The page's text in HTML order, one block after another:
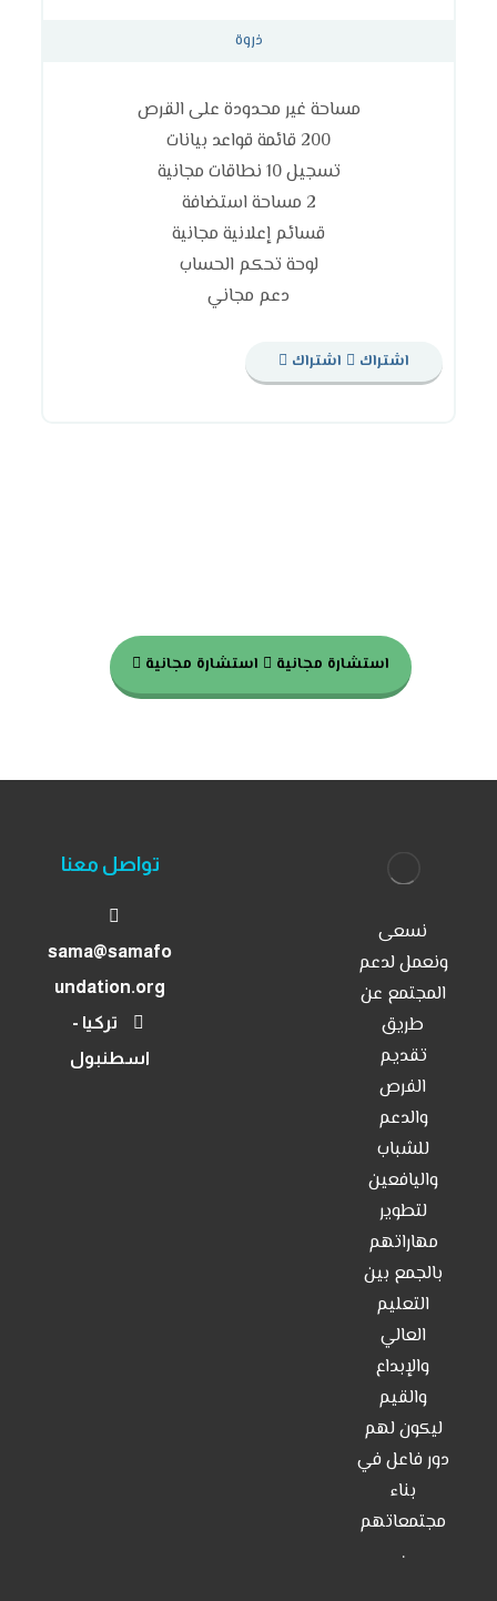
ذروة
مساحة غير محدودة على القرص
200 قائمة قواعد بيانات
تسجيل 10 نطاقات مجانية
2 مساحة استضافة
قسائم إعلانية مجانية
لوحة تحكم الحساب
دعم مجاني
اشتراك اشتراك
استشارة مجانية استشارة مجانية
نسعى
ونعمل لدعم
المجتمع عن
طريق
تقديم
الفرص
والدعم
للشباب
واليافعين
لتطوير
مهاراتهم
بالجمع بين
التعليم
العالي
والإبداع
والقيم
ليكون لهم
دور فاعل في
بناء
مجتمعاتهم
.
تواصل معنا
sama@samafo
undation.org
تركيا -
اسطنبول